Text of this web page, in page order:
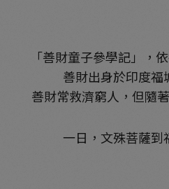
「善財童子參學記」，
善財出身於印度福
善財常救濟窮人，但隨
一日，文殊菩薩到